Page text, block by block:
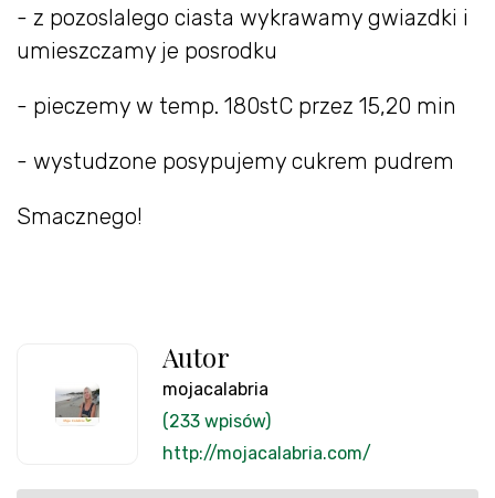
- z pozoslalego ciasta wykrawamy gwiazdki i
umieszczamy je posrodku
- pieczemy w temp. 180stC przez 15,20 min
- wystudzone posypujemy cukrem pudrem
Smacznego!
Autor
mojacalabria
(233 wpisów)
http://mojacalabria.com/